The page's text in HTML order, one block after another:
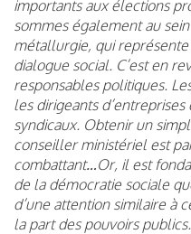
importants aux élections
sommes également au
métallurgie, qui
dialogue social. C’est en
responsables politiques.
les dirigeants
syndicaux. Obtenir un
conseiller ministériel est
combattant…Or, il est
de la démocratie sociale
d’une attention similaire à
la part des pouvoirs publics.